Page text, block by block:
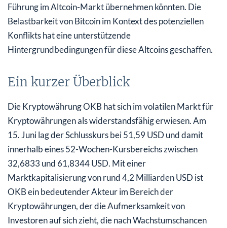
Führung im Altcoin-Markt übernehmen könnten. Die
Belastbarkeit von Bitcoin im Kontext des potenziellen
Konflikts hat eine unterstützende
Hintergrundbedingungen für diese Altcoins geschaffen.
Ein kurzer Überblick
Die Kryptowährung OKB hat sich im volatilen Markt für
Kryptowährungen als widerstandsfähig erwiesen. Am
15. Juni lag der Schlusskurs bei 51,59 USD und damit
innerhalb eines 52-Wochen-Kursbereichs zwischen
32,6833 und 61,8344 USD. Mit einer
Marktkapitalisierung von rund 4,2 Milliarden USD ist
OKB ein bedeutender Akteur im Bereich der
Kryptowährungen, der die Aufmerksamkeit von
Investoren auf sich zieht, die nach Wachstumschancen